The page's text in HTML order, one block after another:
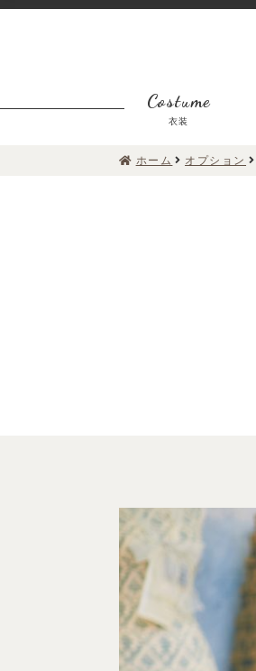
Costume
衣装
ホーム オプション